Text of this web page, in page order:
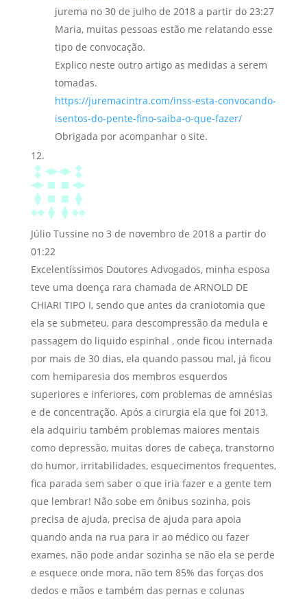
jurema no 30 de julho de 2018 a partir do 23:27
Maria, muitas pessoas estão me relatando esse
tipo de convocação.
Explico neste outro artigo as medidas a serem
tomadas.
https://juremacintra.com/inss-esta-convocando-
isentos-do-pente-fino-saiba-o-que-fazer/
Obrigada por acompanhar o site.
Júlio Tussine no 3 de novembro de 2018 a partir do
01:22
Excelentíssimos Doutores Advogados, minha esposa
teve uma doença rara chamada de ARNOLD DE
CHIARI TIPO I, sendo que antes da craniotomia que
ela se submeteu, para descompressão da medula e
passagem do liquido espinhal , onde ficou internada
por mais de 30 dias, ela quando passou mal, já ficou
com hemiparesia dos membros esquerdos
superiores e inferiores, com problemas de amnésias
e de concentração. Após a cirurgia ela que foi 2013,
ela adquiriu também problemas maiores mentais
como depressão, muitas dores de cabeça, transtorno
do humor, irritabilidades, esquecimentos frequentes,
fica parada sem saber o que iria fazer e a gente tem
que lembrar! Não sobe em ônibus sozinha, pois
precisa de ajuda, precisa de ajuda para apoia
quando anda na rua para ir ao médico ou fazer
exames, não pode andar sozinha se não ela se perde
e esquece onde mora, não tem 85% das forças dos
dedos e mãos e também das pernas e colunas